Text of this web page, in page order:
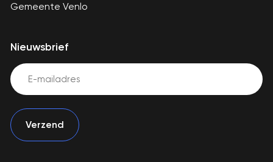
Gemeente Venlo
Nieuwsbrief
Email
(Vereist)